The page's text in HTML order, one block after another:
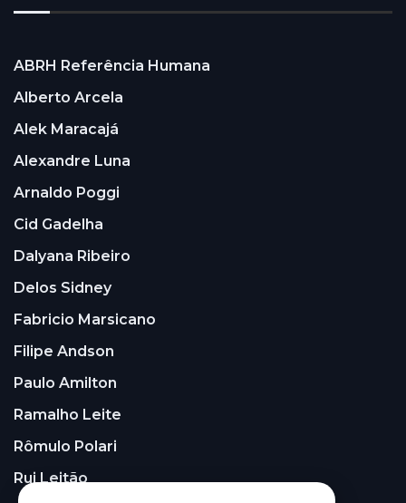
ABRH Referência Humana
Alberto Arcela
Alek Maracajá
Alexandre Luna
Arnaldo Poggi
Cid Gadelha
Dalyana Ribeiro
Delos Sidney
Fabricio Marsicano
Filipe Andson
Paulo Amilton
Ramalho Leite
Rômulo Polari
Rui Leitão